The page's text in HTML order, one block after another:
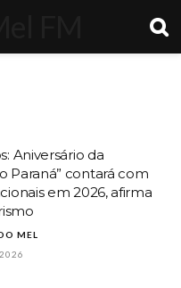
Aniversário da
Paraná” contará com
em 2026, afirma
MEL